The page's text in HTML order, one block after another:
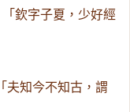
「欽字子夏，少好經
「夫知今不知古，謂